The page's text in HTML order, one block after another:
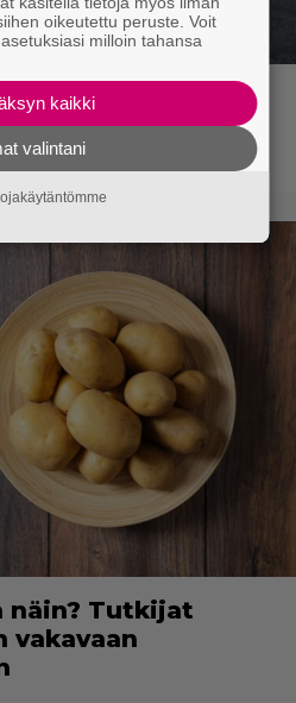
ovat
ja iloa
näin? Tutkijat
vakavaan
oikeutettu peruste. Voit
milloin tahansa
kaikki
valintani